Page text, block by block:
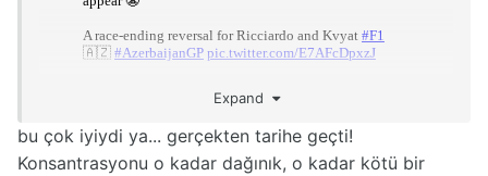
Expand
bu çok iyiydi ya... gerçekten tarihe geçti!
Konsantrasyonu o kadar dağınık, o kadar kötü bir